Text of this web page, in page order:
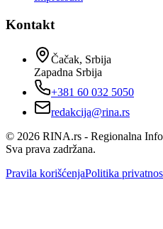
Kontakt
Čačak, Srbija
Zapadna Srbija
+381 60 032 5050
redakcija@rina.rs
© 2026 RINA.rs - Regionalna
Sva prava zadržana.
Pravila korišćenjaPolitika